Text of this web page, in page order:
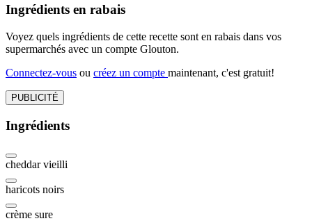
Ingrédients en rabais
Voyez quels ingrédients de cette recette sont en rabais dans vos
supermarchés avec un compte Glouton.
Connectez-vous ou créez un compte maintenant, c'est gratuit!
PUBLICITÉ
Ingrédients
cheddar vieilli
haricots noirs
crème sure